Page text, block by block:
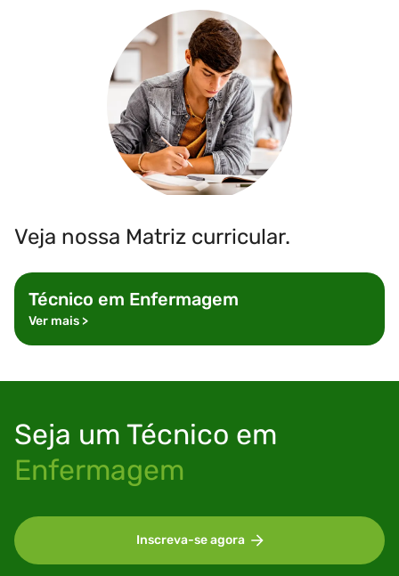
Veja nossa Matriz curricular.
Técnico em Enfermagem
Ver mais>
Seja um Técnico em
Enfermagem
Inscreva-se agora